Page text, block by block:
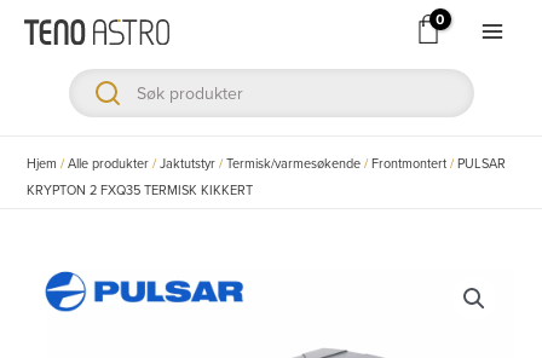
Hopp
innholdet
Hjem /Alle produkter /Jaktutstyr /Termisk/varmesøkende /Frontmontert /PULSAR
KRYPTON 2 FXQ35 TERMISK KIKKERT